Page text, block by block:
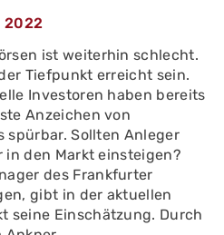
2022
ist weiterhin schlecht.
Tiefpunkt erreicht sein.
Investoren haben bereits
Anzeichen von
spürbar. Sollten Anleger
den Markt einsteigen?
des Frankfurter
gibt in der aktuellen
seine Einschätzung. Durch